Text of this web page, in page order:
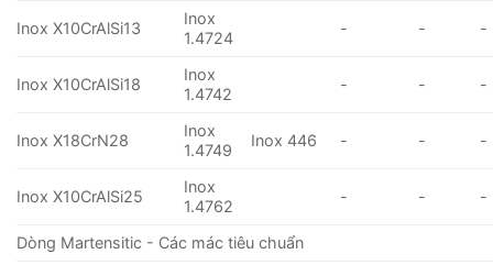
Inox X10CrAlSi13
Inox
1.4724
- - -
Inox X10CrAlSi18
Inox
1.4742
- - -
Inox X18CrN28
Inox
1.4749
Inox 446 - - -
Inox X10CrAlSi25
Inox
1.4762
- - -
Dòng Martensitic - Các mác tiêu chuẩn